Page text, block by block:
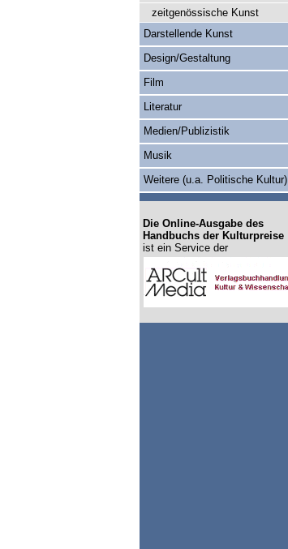
zeitgenössische Kunst
Darstellende Kunst
Design/Gestaltung
Film
Literatur
Medien/Publizistik
Musik
Weitere (u.a. Politische Kultur)
Die Online-Ausgabe des
Handbuchs der Kulturpreise
ist ein Service der